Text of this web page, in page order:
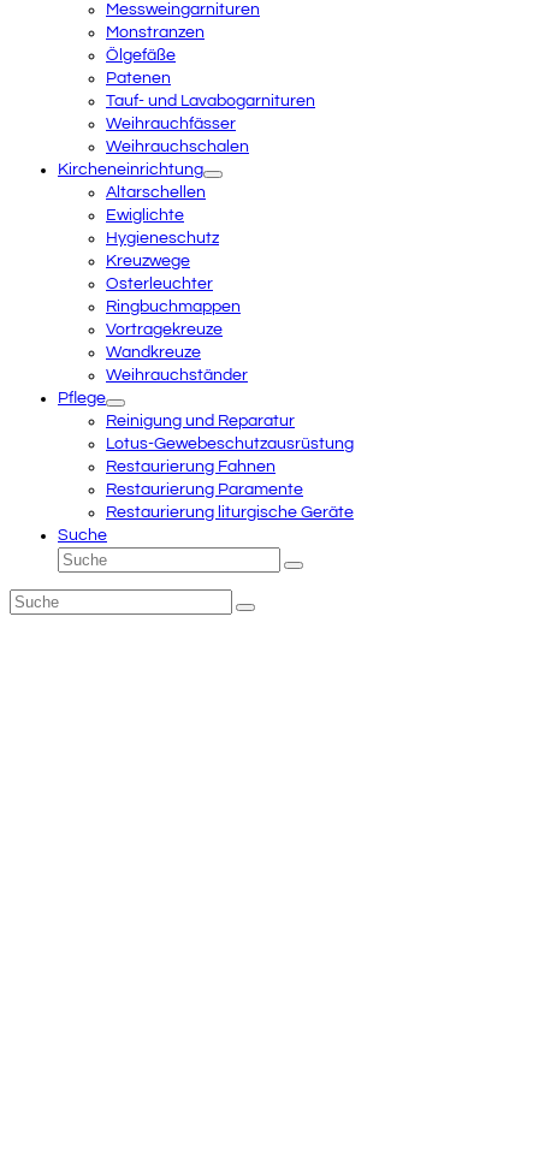
Messweingarnituren
Monstranzen
Ölgefäße
Patenen
Tauf- und Lavabogarnituren
Weihrauchfässer
Weihrauchschalen
Kircheneinrichtung
Altarschellen
Ewiglichte
Hygieneschutz
Kreuzwege
Osterleuchter
Ringbuchmappen
Vortragekreuze
Wandkreuze
Weihrauchständer
Pflege
Reinigung und Reparatur
Lotus-Gewebeschutzausrüstung
Restaurierung Fahnen
Restaurierung Paramente
Restaurierung liturgische Geräte
Suche
Suche
Senden
Suche
Senden